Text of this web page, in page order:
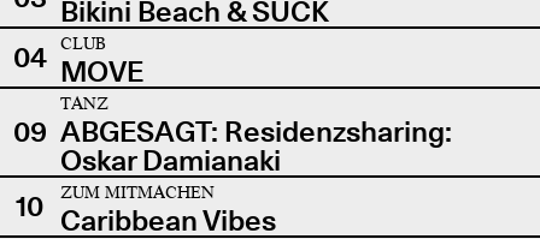
Bikini Beach & SUCK
04
CLUB
MOVE
09
TANZ
ABGESAGT: Residenzsharing:
Oskar Damianaki
10
ZUM MITMACHEN
Caribbean Vibes